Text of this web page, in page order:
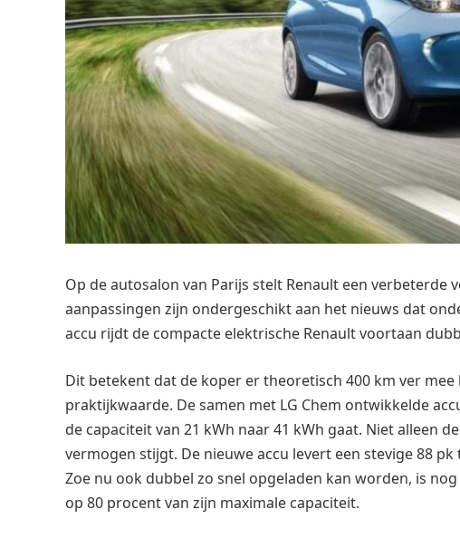
Op de autosalon van Parijs stelt Renault een verbeterde
aanpassingen zijn ondergeschikt aan het nieuws dat
accu rijdt de compacte elektrische Renault voortaan
Dit betekent dat de koper er theoretisch 400 km ver
praktijkwaarde. De samen met LG Chem ontwikkelde
de capaciteit van 21 kWh naar 41 kWh gaat. Niet alleen
vermogen stijgt. De nieuwe accu levert een stevige 88
Zoe nu ook dubbel zo snel opgeladen kan worden, is
op 80 procent van zijn maximale capaciteit.